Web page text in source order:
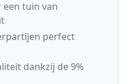
tuin van
perfect
dankzij de 9%